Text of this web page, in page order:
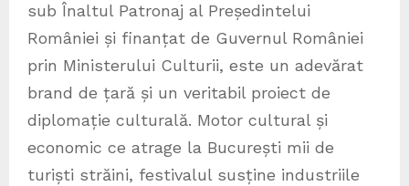
sub Înaltul Patronaj al Președintelui
României și finanțat de Guvernul României
prin Ministerului Culturii, este un adevărat
brand de țară și un veritabil proiect de
diplomație culturală. Motor cultural și
economic ce atrage la București mii de
turiști străini, festivalul susține industriile